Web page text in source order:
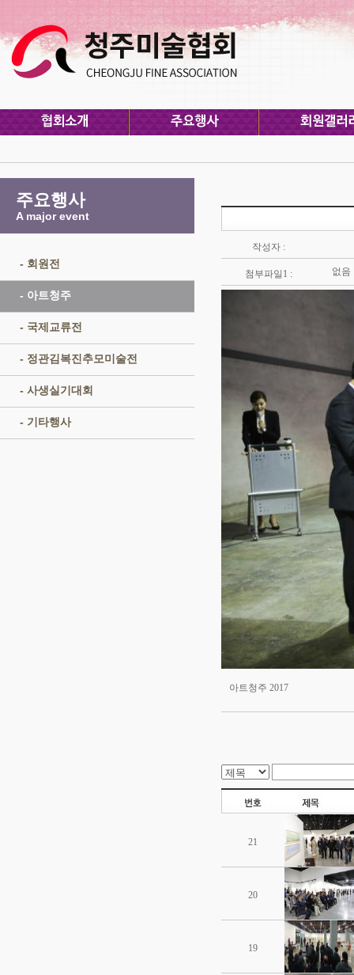
주요행사
A major event
- 회원전
- 아트청주
- 국제교류전
- 정관김복진추모미술전
- 사생실기대회
- 기타행사
작성자 :
첨부파일1 : 없음
아트청주 2017
21
20
19